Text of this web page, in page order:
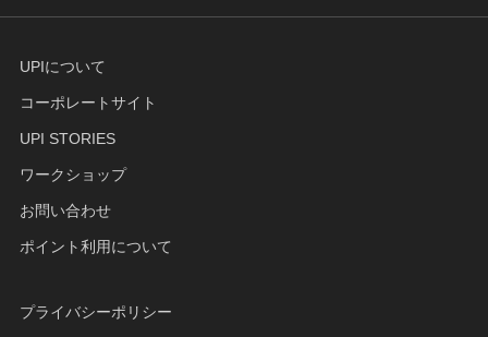
UPIについて
コーポレートサイト
UPI STORIES
ワークショップ
お問い合わせ
ポイント利用について
プライバシーポリシー